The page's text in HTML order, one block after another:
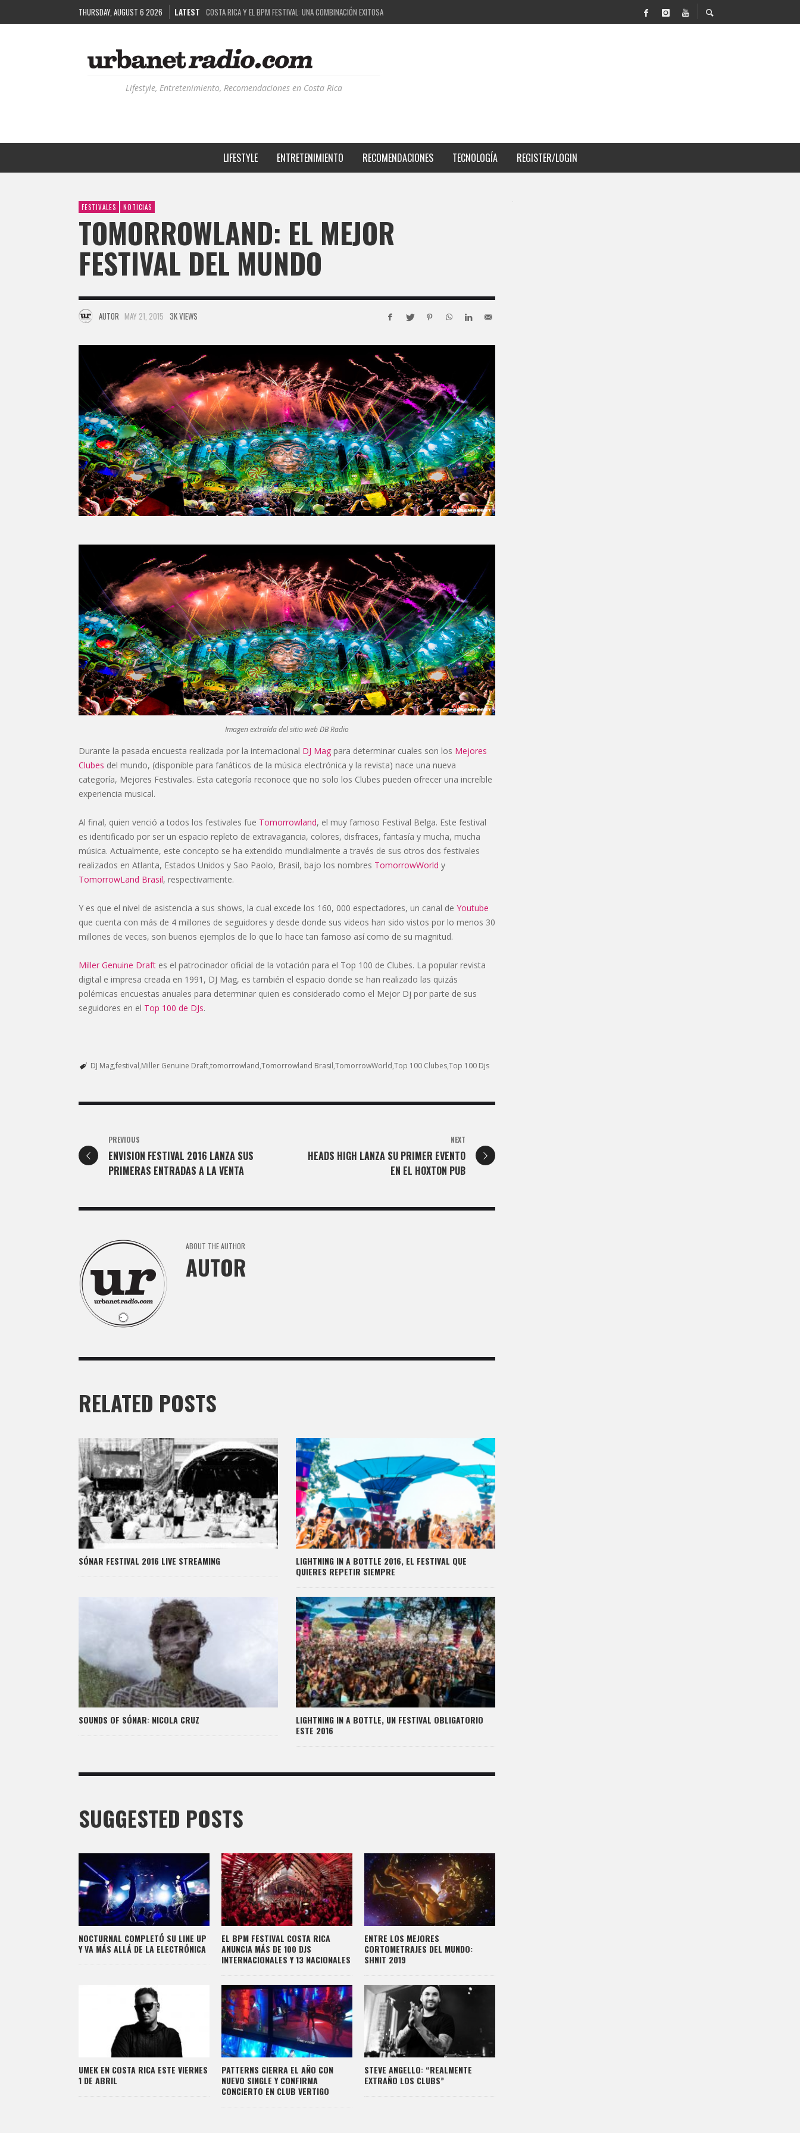
THURSDAY, AUGUST 6 2026 LATEST COSTA RICA Y EL BPM FESTIVAL: UNA COMBINACIÓN EXITOSA
RUTAS NATURBANAS: EL PROYECTO QUE ESTÁ TRANSFORMANDO LA CALIDAD DE VIDA DEL TRANSEÚNTE TICO CON MOVILIDAD Y PAISAJISMO
RECORDANDO LA EXPERIENCIA BPM: UN REVIEW DE LA PRIMERA EDICIÓN QUE TRAJO EL TALENTO DE MÁS DE 100 DJS A COSTA RICA
Lifestyle, Entretenimiento, Recomendaciones en Costa Rica
LIFESTYLE ENTRETENIMIENTO RECOMENDACIONES TECNOLOGÍA REGISTER/LOGIN
FESTIVALES NOTICIAS
TOMORROWLAND: EL MEJOR
FESTIVAL DEL MUNDO
AUTOR MAY 21, 2015 3K VIEWS
Imagen extraída del sitio web DB Radio
Durante la pasada encuesta realizada por la internacional DJ Mag para determinar cuales son los Mejores
Clubes del mundo, (disponible para fanáticos de la música electrónica y la revista) nace una nueva
categoría, Mejores Festivales. Esta categoría reconoce que no solo los Clubes pueden ofrecer una increíble
experiencia musical.
Al final, quien venció a todos los festivales fue Tomorrowland, el muy famoso Festival Belga. Este festival
es identificado por ser un espacio repleto de extravagancia, colores, disfraces, fantasía y mucha, mucha
música. Actualmente, este concepto se ha extendido mundialmente a través de sus otros dos festivales
realizados en Atlanta, Estados Unidos y Sao Paolo, Brasil, bajo los nombres TomorrowWorld y
TomorrowLand Brasil, respectivamente.
Y es que el nivel de asistencia a sus shows, la cual excede los 160, 000 espectadores, un canal de Youtube
que cuenta con más de 4 millones de seguidores y desde donde sus videos han sido vistos por lo menos 30
millones de veces, son buenos ejemplos de lo que lo hace tan famoso así como de su magnitud.
Miller Genuine Draft es el patrocinador oficial de la votación para el Top 100 de Clubes. La popular revista
digital e impresa creada en 1991, DJ Mag, es también el espacio donde se han realizado las quizás
polémicas encuestas anuales para determinar quien es considerado como el Mejor Dj por parte de sus
seguidores en el Top 100 de DJs.
DJ Magfestival Miller Genuine Drafttomorrowland Tomorrowland Brasil TomorrowWorld Top 100 ClubesTop 100 Djs
PREVIOUS
ENVISION FESTIVAL 2016 LANZA SUS
PRIMERAS ENTRADAS A LA VENTA
NEXT
HEADS HIGH LANZA SU PRIMER EVENTO
EN EL HOXTON PUB
ABOUT THE AUTHOR
AUTOR
RELATED POSTS
SÓNAR FESTIVAL 2016 LIVE STREAMING
LIGHTNING IN A BOTTLE 2016, EL FESTIVAL QUE
QUIERES REPETIR SIEMPRE
SOUNDS OF SÓNAR: NICOLA CRUZ
LIGHTNING IN A BOTTLE, UN FESTIVAL OBLIGATORIO
ESTE 2016
SUGGESTED POSTS
NOCTURNAL COMPLETÓ SU LINE UP
Y VA MÁS ALLÁ DE LA ELECTRÓNICA
EL BPM FESTIVAL COSTA RICA
ANUNCIA MÁS DE 100 DJS
INTERNACIONALES Y 13 NACIONALES
ENTRE LOS MEJORES
CORTOMETRAJES DEL MUNDO:
SHNIT 2019
UMEK EN COSTA RICA ESTE VIERNES
1 DE ABRIL
PATTERNS CIERRA EL AÑO CON
NUEVO SINGLE Y CONFIRMA
CONCIERTO EN CLUB VERTIGO
STEVE ANGELLO: “REALMENTE
EXTRAÑO LOS CLUBS”